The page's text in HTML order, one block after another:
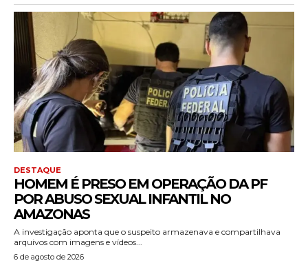
DESTAQUE
HOMEM É PRESO EM OPERAÇÃO DA PF
POR ABUSO SEXUAL INFANTIL NO
AMAZONAS
A investigação aponta que o suspeito armazenava e compartilhava
arquivos com imagens e vídeos...
6 de agosto de 2026